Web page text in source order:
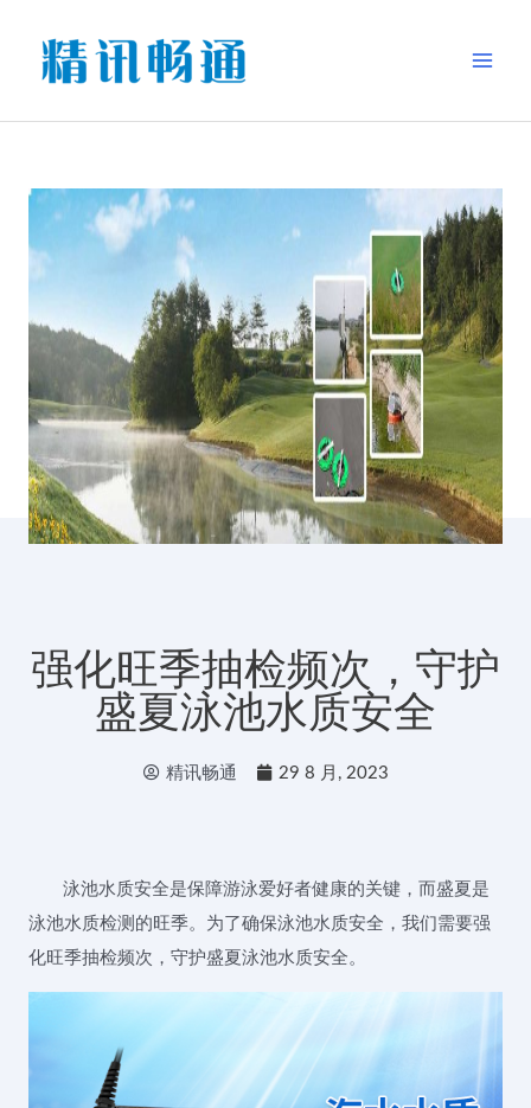
强化旺季抽检频次，守护
盛夏泳池水质安全
精讯畅通 29 8 月, 2023
泳池水质安全是保障游泳爱好者健康的关键，而盛夏是
泳池水质检测的旺季。为了确保泳池水质安全，我们需要强
化旺季抽检频次，守护盛夏泳池水质安全。